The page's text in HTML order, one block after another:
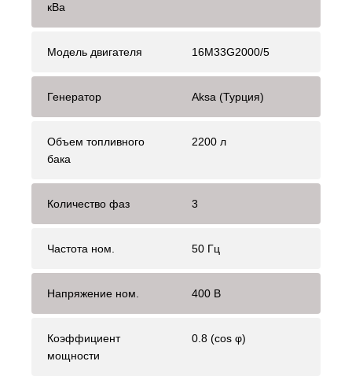
кВа
Модель двигателя 16M33G2000/5
Генератор Aksa (Турция)
Объем топливного
бака
2200 л
Количество фаз 3
Частота ном. 50 Гц
Напряжение ном. 400 В
Коэффициент
мощности
0.8 (cos φ)